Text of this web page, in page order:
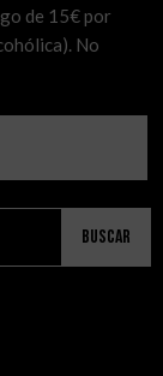
de 15€ por
No
Buscar